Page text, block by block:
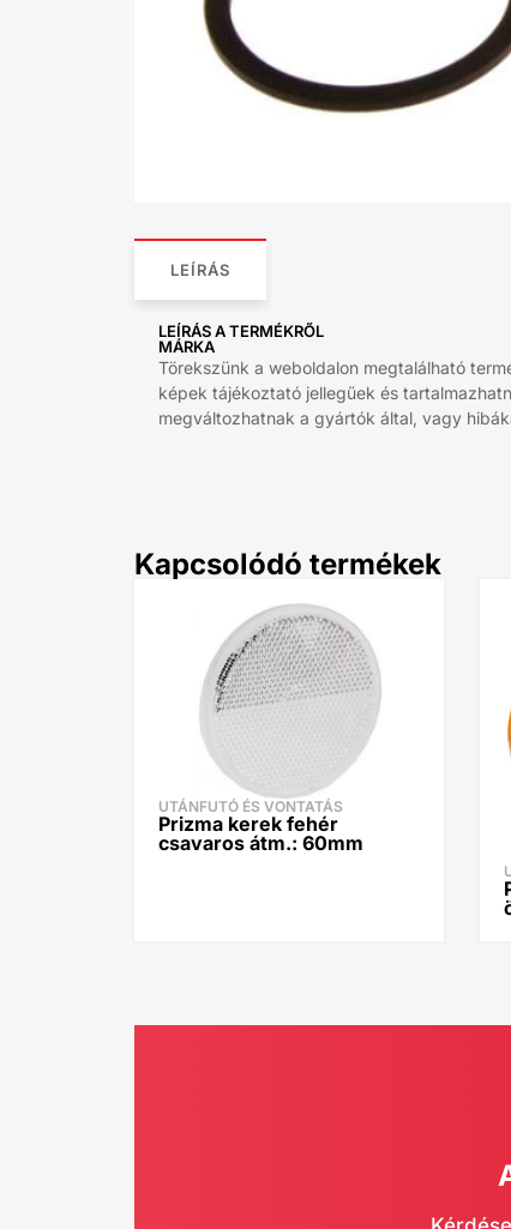
LEÍRÁS
LEÍRÁS A TERMÉKRŐL
MÁRKA
Törekszünk a weboldalon megtalálható
képek tájékoztató jellegűek és
megváltozhatnak a gyártók által, vagy
Kapcsolódó termékek
UTÁNFUTÓ ÉS VONTATÁS
Prizma kerek fehér
csavaros átm.: 60mm